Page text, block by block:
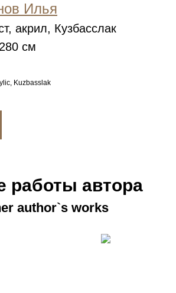
Илья
акрил, Кузбасслак
см
Kuzbasslak
работы автора
author`s works